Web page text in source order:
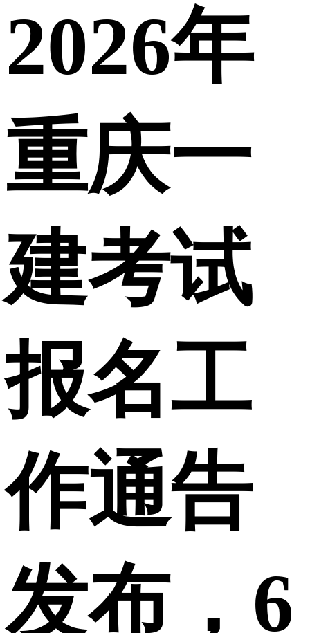
2026年
重庆一
建考试
报名工
作通告
发布，6